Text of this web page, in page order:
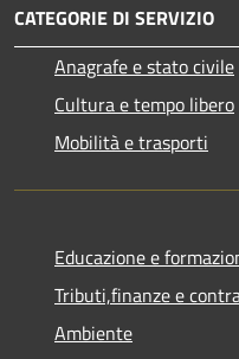
CATEGORIE DI SERVIZIO
Anagrafe e stato civile
Cultura e tempo libero
Mobilità e trasporti
Educazione e
Tributi,finanze e
Ambiente